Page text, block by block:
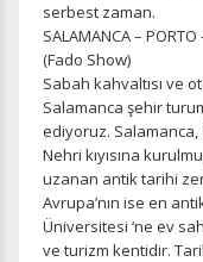
serbest zaman.
SALAMANCA –
(Fado Show)
Sabah kahvaltısı ve
Salamanca şehir
ediyoruz. Salamanca,
Nehri kıyısına
uzanan antik tarihi
Avrupa’nın ise en
Üniversitesi ‘ne ev
ve turizm kentidir.